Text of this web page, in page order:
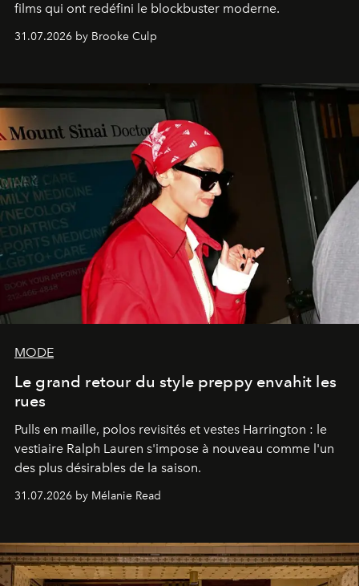
films qui ont redéfini le blockbuster moderne.
31.07.2026 by Brooke Culp
MODE
Le grand retour du style preppy envahit les
rues
Pulls en maille, polos revisités et vestes Harrington : le
vestiaire Ralph Lauren s'impose à nouveau comme l'un
des plus désirables de la saison.
31.07.2026 by Mélanie Read